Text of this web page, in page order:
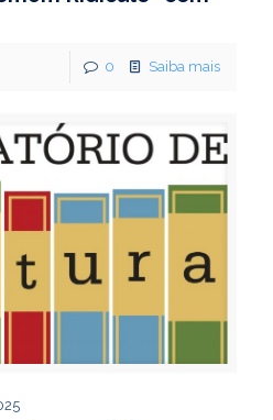
0 Saiba mais